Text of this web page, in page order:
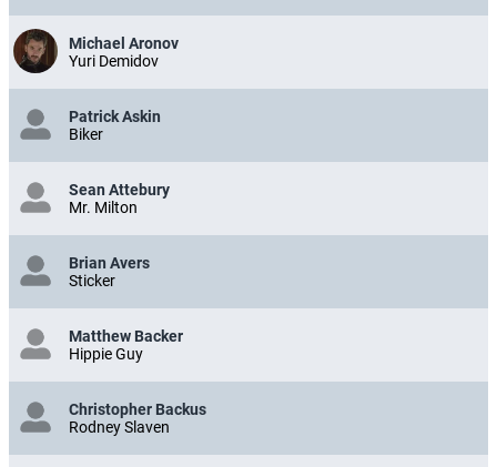
Michael Aronov
Yuri Demidov
Patrick Askin
Biker
Sean Attebury
Mr. Milton
Brian Avers
Sticker
Matthew Backer
Hippie Guy
Christopher Backus
Rodney Slaven